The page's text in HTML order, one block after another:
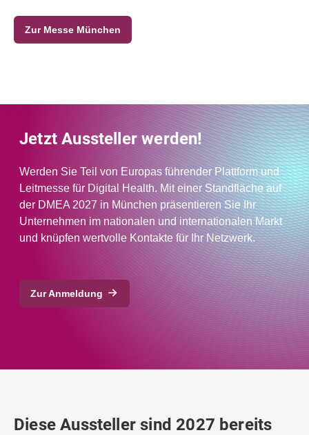
Zur Messe München
Jetzt Aussteller werden!
Werden Sie Teil von Europas führender Plattform und
Leitmesse für Digital Health. Mit einer Standfläche auf
der DMEA 2027 in München präsentieren Sie Ihr
Unternehmen im nationalen und internationalen Markt
und knüpfen wertvolle Kontakte für Ihr Netzwerk.
Zur Anmeldung
Diese Aussteller sind 2027 bereits